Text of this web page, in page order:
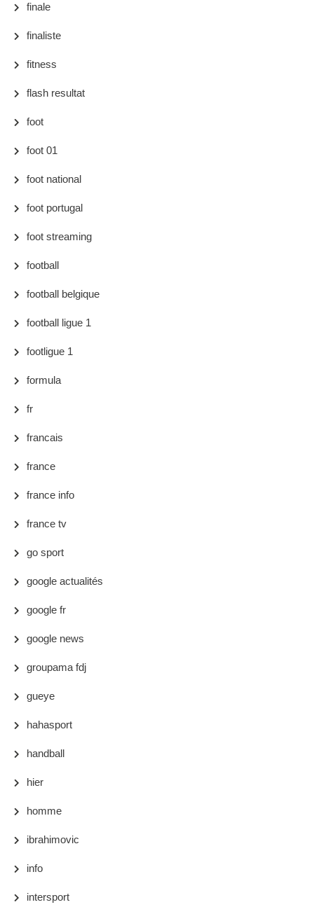
finale
finaliste
fitness
flash resultat
foot
foot 01
foot national
foot portugal
foot streaming
football
football belgique
football ligue 1
footligue 1
formula
fr
francais
france
france info
france tv
go sport
google actualités
google fr
google news
groupama fdj
gueye
hahasport
handball
hier
homme
ibrahimovic
info
intersport